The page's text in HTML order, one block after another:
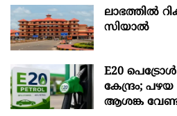
ലാഭത്തിൽ
സിയാൽ
E20
കേന്ദ്രം;
ആശങ്ക